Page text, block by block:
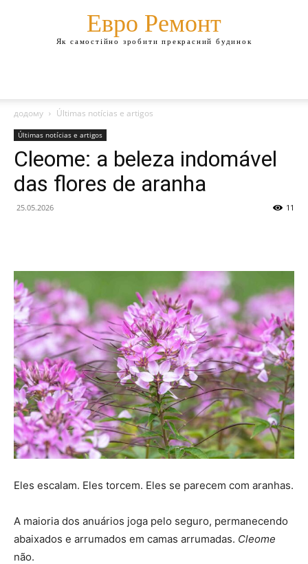
Евро Ремонт
Як самостійно зробити прекрасний будинок
додому Últimas notícias e artigos
Últimas notícias e artigos
Cleome: a beleza indomável
das flores de aranha
25.05.2026 11
Eles escalam. Eles torcem. Eles se parecem com aranhas.
A maioria dos anuários joga pelo seguro, permanecendo
abaixados e arrumados em camas arrumadas. Cleome
não.